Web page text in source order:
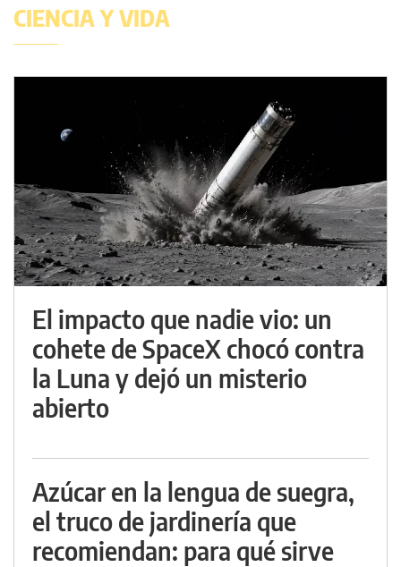
CIENCIA Y VIDA
El impacto que nadie vio: un
cohete de SpaceX chocó contra
la Luna y dejó un misterio
abierto
Azúcar en la lengua de suegra,
el truco de jardinería que
recomiendan: para qué sirve